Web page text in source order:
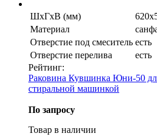
ШхГхВ (мм)
Материал
Отверстие под смеситель есть
Отверстие перелива
есть
Рейтинг:
Раковина Кувшинка Юни-50
стиральной машинкой
По запросу
Товар в наличии